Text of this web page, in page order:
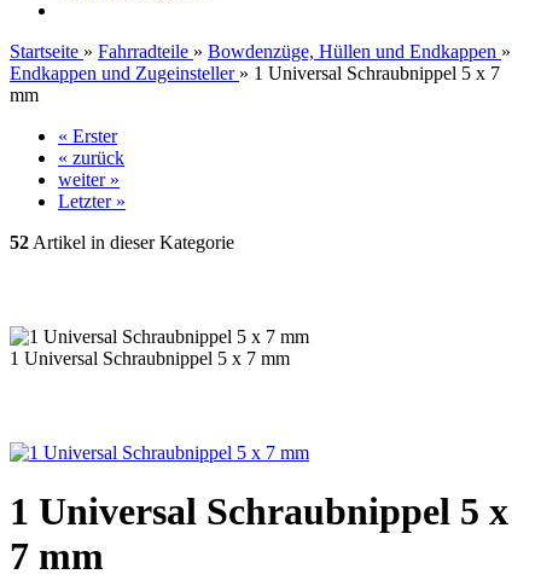
Startseite » Fahrradteile » Bowdenzüge, Hüllen und Endkappen »
Endkappen und Zugeinsteller » 1 Universal Schraubnippel 5 x 7
mm
« Erster
« zurück
weiter »
Letzter »
52 Artikel in dieser Kategorie
1 Universal Schraubnippel 5 x 7 mm
1 Universal Schraubnippel 5 x
7 mm